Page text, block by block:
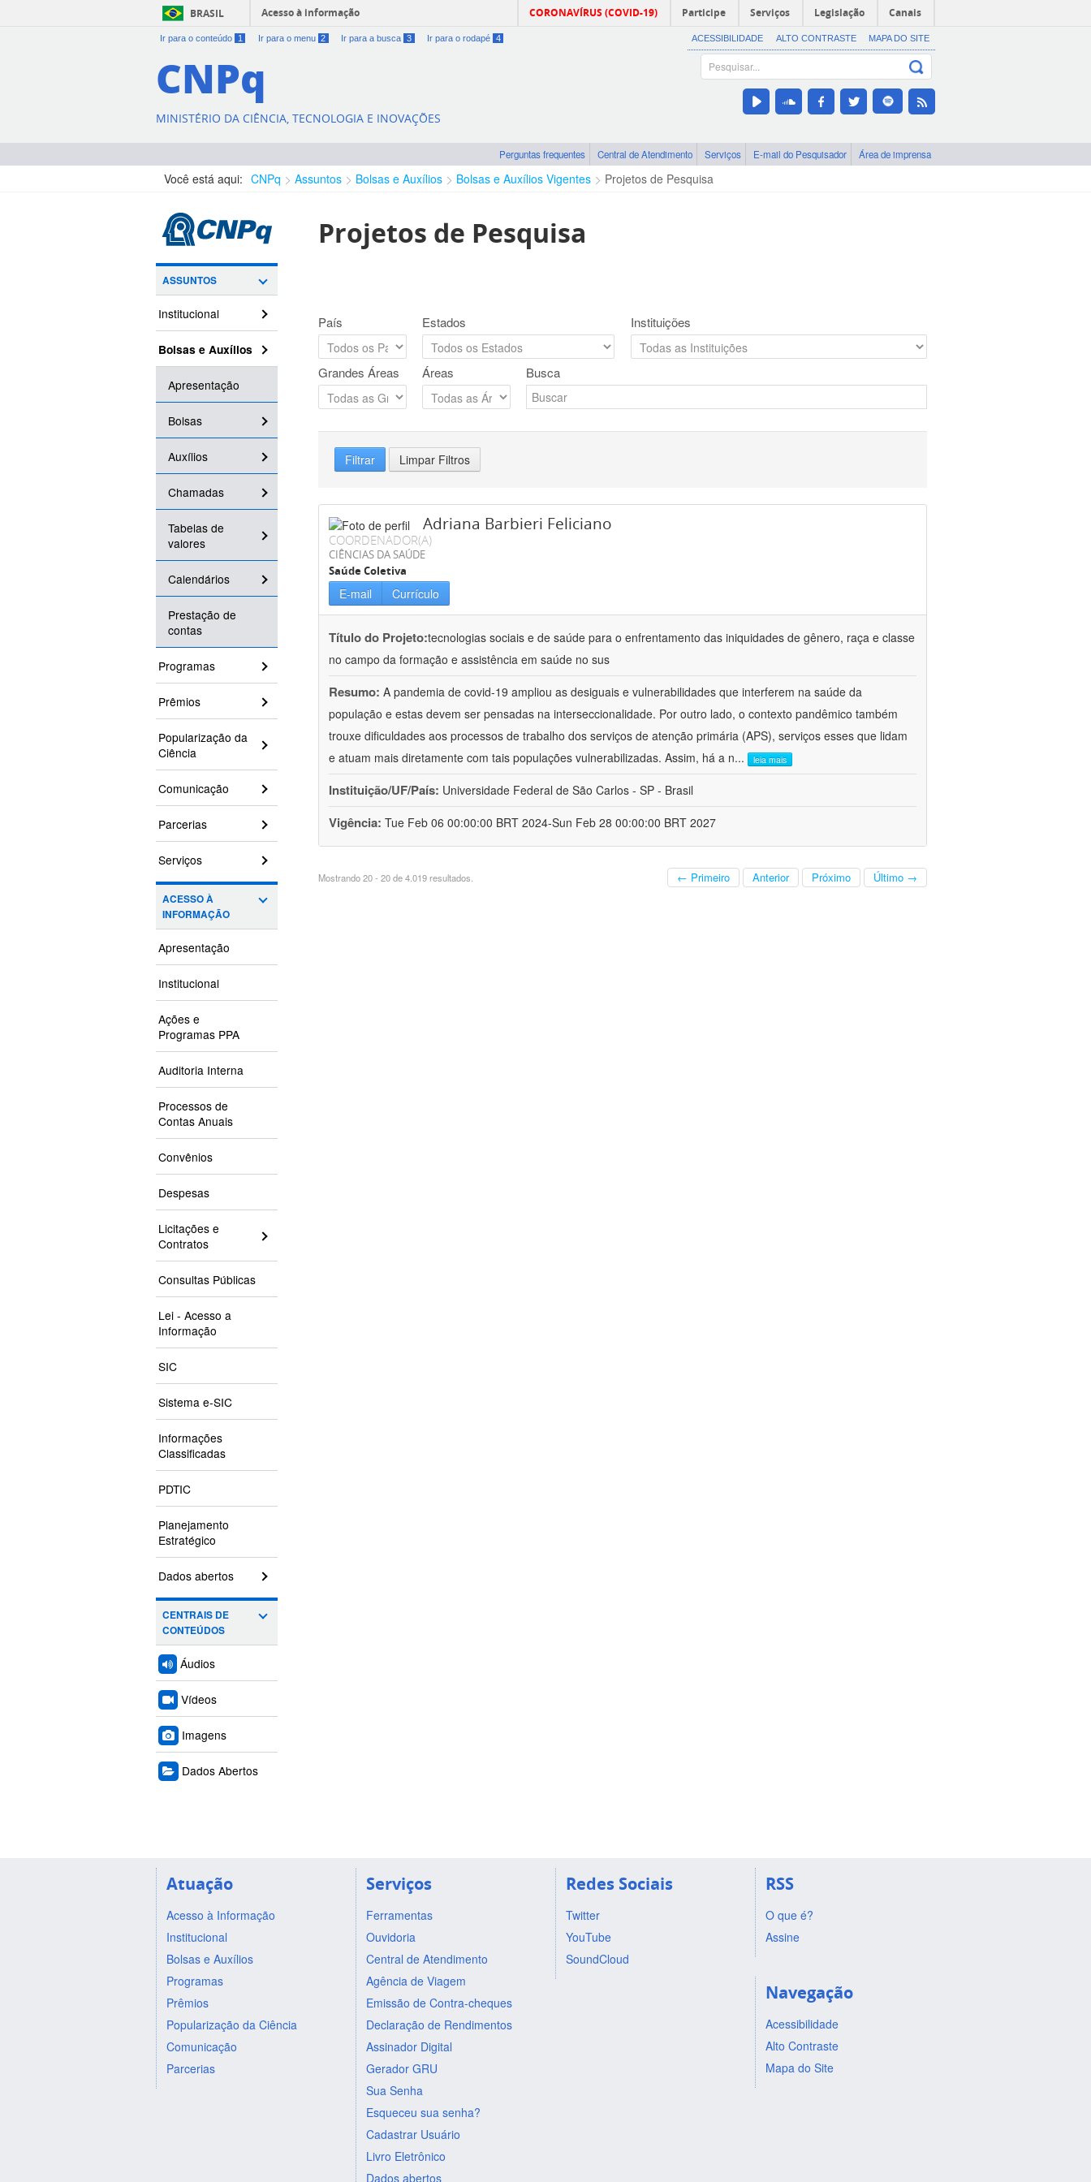
BRASIL Acesso à informação CORONAVÍRUS (COVID-19) Participe Serviços Legislação Canais
Ir para o conteúdo 1 Ir para o menu 2 Ir para a busca 3 Ir para o rodapé 4 ACESSIBILIDADE ALTO CONTRASTE MAPA DO SITE
CNPq
MINISTÉRIO DA CIÊNCIA, TECNOLOGIA E INOVAÇÕES
Perguntas frequentes Central de Atendimento Serviços E-mail do Pesquisador Área de imprensa
Você está aqui: CNPq Assuntos Bolsas e Auxílios Bolsas e Auxílios Vigentes Projetos de Pesquisa
ASSUNTOS
Institucional
Bolsas e Auxílios
Apresentação
Bolsas
Auxílios
Chamadas
Tabelas de
valores
Calendários
Prestação de
contas
Programas
Prêmios
Popularização da
Ciência
Comunicação
Parcerias
Serviços
ACESSO À
INFORMAÇÃO
Apresentação
Institucional
Ações e
Programas PPA
Auditoria Interna
Processos de
Contas Anuais
Convênios
Despesas
Licitações e
Contratos
Consultas Públicas
Lei - Acesso a
Informação
SIC
Sistema e-SIC
Informações
Classificadas
PDTIC
Planejamento
Estratégico
Dados abertos
CENTRAIS DE
CONTEÚDOS
Áudios
Vídeos
Imagens
Dados Abertos
Projetos de Pesquisa
País Estados Instituições
Grandes Áreas Áreas Busca
Filtrar Limpar Filtros
Adriana Barbieri Feliciano
COORDENADOR(A)
CIÊNCIAS DA SAÚDE
Saúde Coletiva
E-mail Currículo
Título do Projeto:tecnologias sociais e de saúde para o enfrentamento das iniquidades de gênero, raça e classe
no campo da formação e assistência em saúde no sus
Resumo: A pandemia de covid-19 ampliou as desiguais e vulnerabilidades que interferem na saúde da
população e estas devem ser pensadas na interseccionalidade. Por outro lado, o contexto pandêmico também
trouxe dificuldades aos processos de trabalho dos serviços de atenção primária (APS), serviços esses que lidam
e atuam mais diretamente com tais populações vulnerabilizadas. Assim, há a n... leia mais
Instituição/UF/País: Universidade Federal de São Carlos - SP - Brasil
Vigência: Tue Feb 06 00:00:00 BRT 2024-Sun Feb 28 00:00:00 BRT 2027
Mostrando 20 - 20 de 4.019 resultados. ← Primeiro Anterior Próximo Último →
Atuação
Acesso à Informação
Institucional
Bolsas e Auxílios
Programas
Prêmios
Popularização da Ciência
Comunicação
Parcerias
Serviços
Ferramentas
Ouvidoria
Central de Atendimento
Agência de Viagem
Emissão de Contra-cheques
Declaração de Rendimentos
Assinador Digital
Gerador GRU
Sua Senha
Esqueceu sua senha?
Cadastrar Usuário
Livro Eletrônico
Dados abertos
Redes Sociais
Twitter
YouTube
SoundCloud
RSS
O que é?
Assine
Navegação
Acessibilidade
Alto Contraste
Mapa do Site